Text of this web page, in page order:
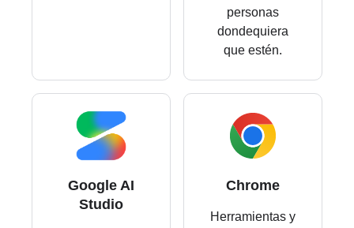
personas
dondequiera
que estén.
Google AI
Studio
Chrome
Herramientas y